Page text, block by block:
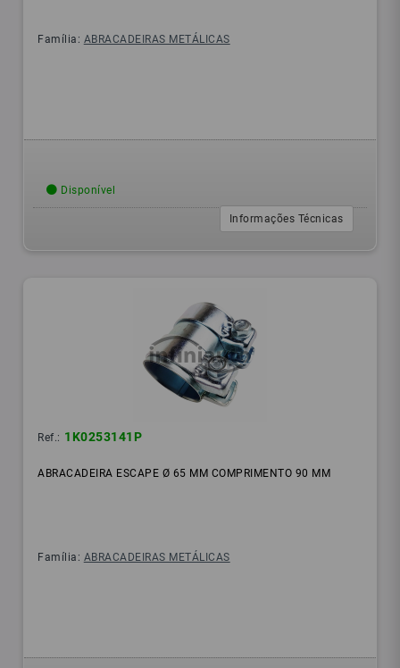
Família: ABRACADEIRAS METÁLICAS
Disponível
Informações Técnicas
Ref.: 1K0253141P
ABRACADEIRA ESCAPE Ø 65 MM COMPRIMENTO 90 MM
Família: ABRACADEIRAS METÁLICAS